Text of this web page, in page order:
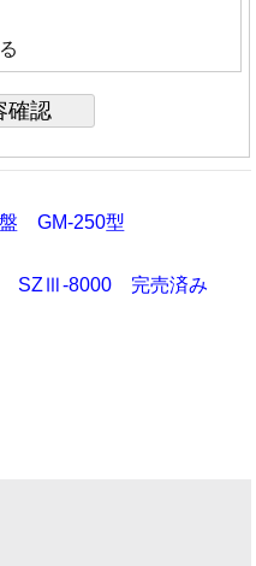
盤 GM-250型
SZⅢ-8000 完売済み